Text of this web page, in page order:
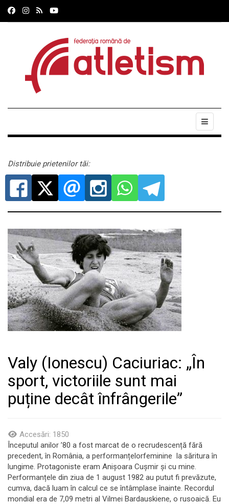
Distribuie prietenilor tăi:
Valy (Ionescu) Caciuriac: „În
sport, victoriile sunt mai
puține decât înfrângerile”
Accesări: 1850
Începutul anilor ’80 a fost marcat de o recrudescență fără
precedent, în România, a performanțelorfeminine la săritura în
lungime. Protagoniste eram Anișoara Cușmir și cu mine.
Performanțele din ziua de 1 august 1982 au putut fi prevăzute,
cumva, dacă luam în calcul ce se întâmplase înainte. Recordul
mondial era de 7,09 metri al Vilmei Bardauskiene, o rusoaică. Eu